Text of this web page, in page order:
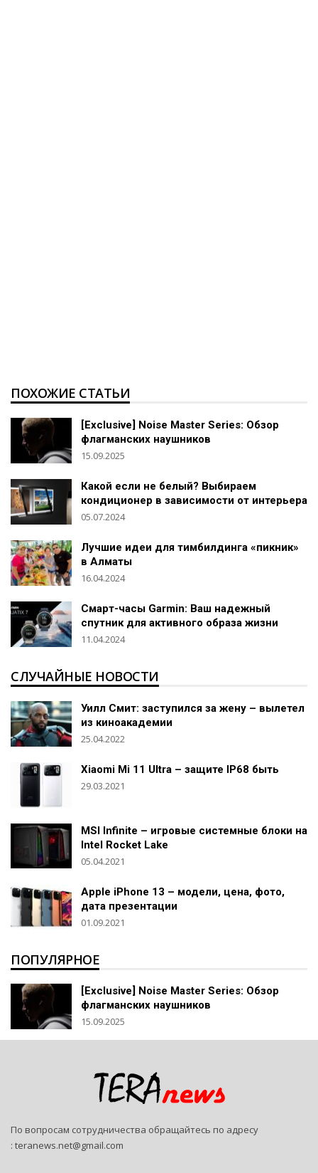
ПОХОЖИЕ СТАТЬИ
[Exclusive] Noise Master Series: Обзор
флагманских наушников
15.09.2025
Какой если не белый? Выбираем
кондиционер в зависимости от интерьера
05.07.2024
Лучшие идеи для тимбилдинга «пикник»
в Алматы
16.04.2024
Смарт-часы Garmin: Ваш надежный
спутник для активного образа жизни
11.04.2024
СЛУЧАЙНЫЕ НОВОСТИ
Уилл Смит: заступился за жену – вылетел
из киноакадемии
25.04.2022
Xiaomi Mi 11 Ultra – защите IP68 быть
29.03.2021
MSI Infinite – игровые системные блоки на
Intel Rocket Lake
05.04.2021
Apple iPhone 13 – модели, цена, фото,
дата презентации
01.09.2021
ПОПУЛЯРНОЕ
[Exclusive] Noise Master Series: Обзор
флагманских наушников
15.09.2025
По вопросам сотрудничества обращайтесь по адресу
: teranews.net@gmail.com